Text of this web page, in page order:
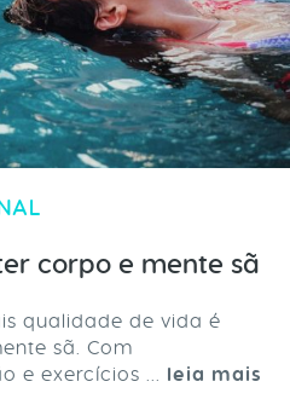
corpo e mente sã
qualidade de vida é
sã. Com
e exercícios ... leia mais